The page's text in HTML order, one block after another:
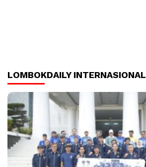
LOMBOKDAILY INTERNASIONAL